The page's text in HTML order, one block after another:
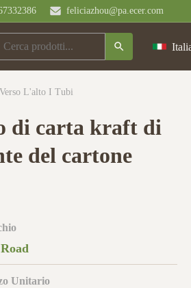
feliciazhou@pa.ecer.com
L'alto I Tubi
di carta kraft di
del cartone
Unitario